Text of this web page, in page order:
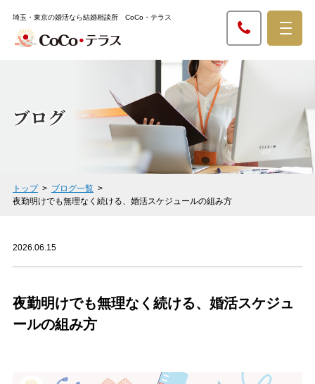
埼玉・東京の婚活なら結婚相談所 CoCo・テラス
ブログ
トップ
ブログ一覧
夜勤明けでも無理なく続ける、婚活スケジュールの組み方
2026.06.15
夜勤明けでも無理なく続ける、婚活スケジュ
ールの組み方